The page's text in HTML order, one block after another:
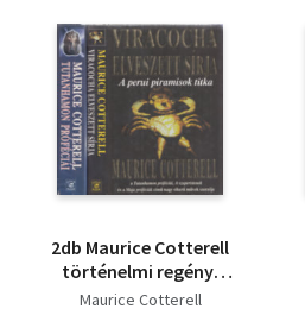
2db Maurice Cotterell
történelmi regény:
Tutanhamon próféciái
Maurice Cotterell